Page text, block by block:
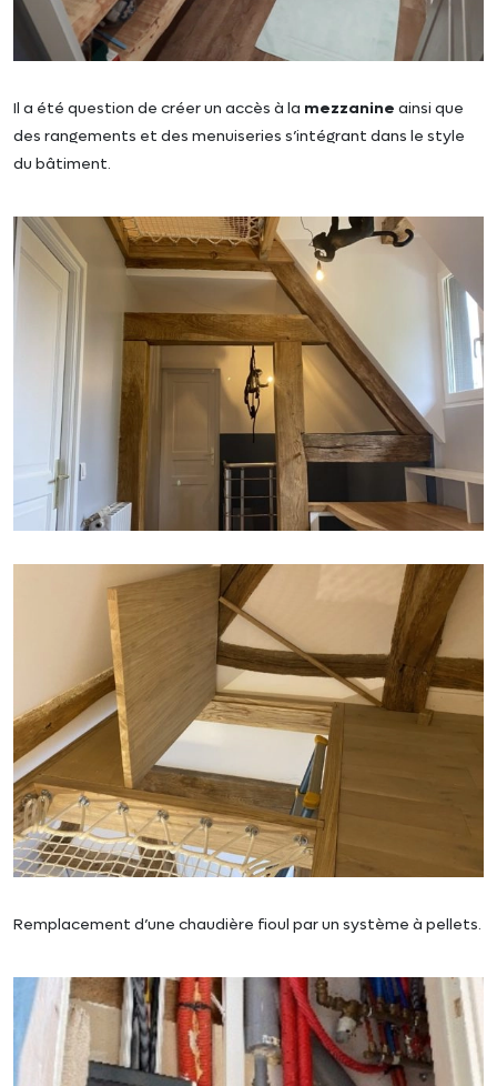
Il a été question de créer un accès à la mezzanine ainsi que
des rangements et des menuiseries s’intégrant dans le style
du bâtiment.
Remplacement d’une chaudière fioul par un système à pellets.